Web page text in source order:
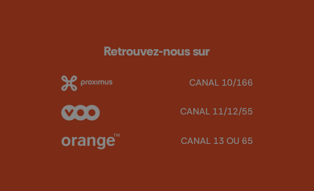
Retrouvez-nous sur
CANAL 10/166
CANAL 11/12/55
CANAL 13 OU 65